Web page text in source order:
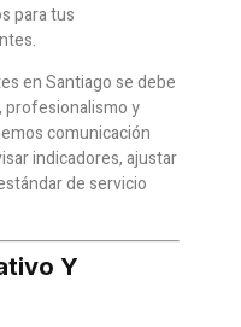
para tus
en Santiago se debe
profesionalismo y
comunicación
indicadores, ajustar
de servicio
Y